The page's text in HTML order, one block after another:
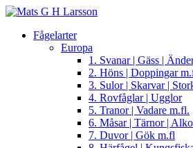
Fågelarter
Europa
1. Svanar | Gäss |
2. Höns | Doppingar
3. Sulor | Skarvar |
4. Rovfåglar | Ugglor
5. Tranor | Vadare m.fl.
6. Måsar | Tärnor |
7. Duvor | Gök m.fl